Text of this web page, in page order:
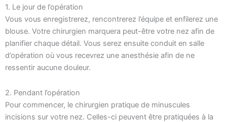
1. Le jour de l’opération
Vous vous enregistrerez, rencontrerez l’équipe et enfilerez une
blouse. Votre chirurgien marquera peut-être votre nez afin de
planifier chaque détail. Vous serez ensuite conduit en salle
d’opération où vous recevrez une anesthésie afin de ne
ressentir aucune douleur.
2. Pendant l’opération
Pour commencer, le chirurgien pratique de minuscules
incisions sur votre nez. Celles-ci peuvent être pratiquées à la